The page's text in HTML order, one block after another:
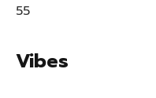
55
Vibes